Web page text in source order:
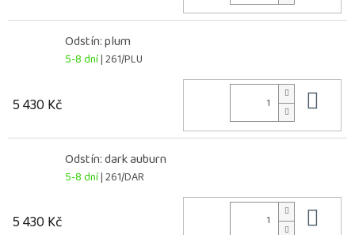
Odstín: plum
5-8 dní| 261/PLU
5 430 Kč
Odstín: dark auburn
5-8 dní| 261/DAR
5 430 Kč